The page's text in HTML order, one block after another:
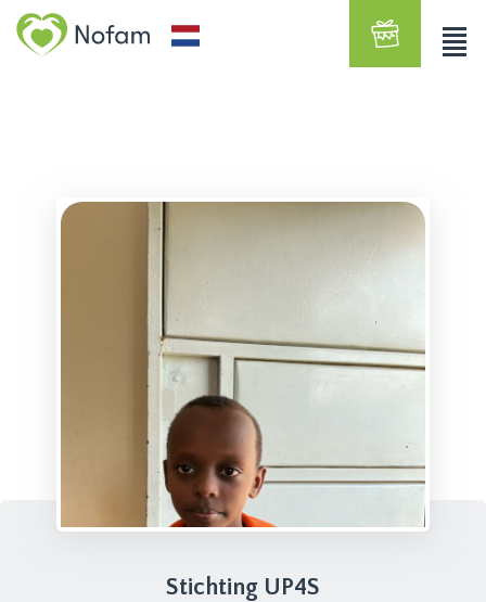
Stichting UP4S